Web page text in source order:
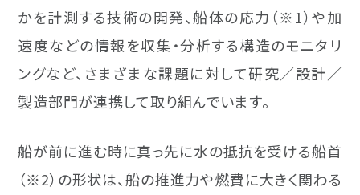
かを計測する技術の開発、船体の応力（※1）や加
速度などの情報を収集・分析する構造のモニタリ
ングなど、さまざまな課題に対して研究／設計／
製造部門が連携して取り組んでいます。
船が前に進む時に真っ先に水の抵抗を受ける船首
（※2）の形状は、船の推進力や燃費に大きく関わる